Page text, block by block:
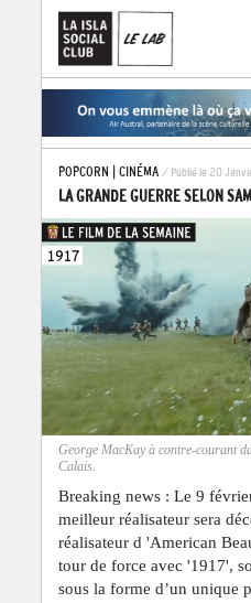
POPCORN CINÉMA / Publié le 20
LA GRANDE GUERRE SELON
George MacKay à contre-courant
Calais.
Breaking news : Le 9
meilleur réalisateur sera
réalisateur d 'American
tour de force avec '1917',
sous la forme d’un unique